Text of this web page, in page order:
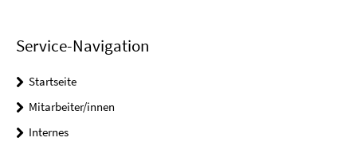
Service-Navigation
Startseite
Mitarbeiter/innen
Internes